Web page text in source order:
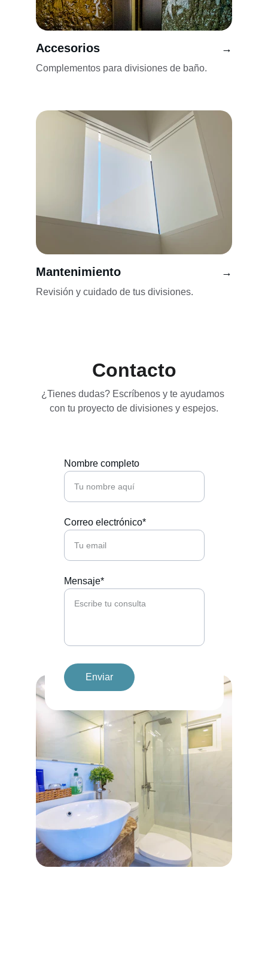
Accesorios
Complementos para divisiones de baño.
Mantenimiento
Revisión y cuidado de tus divisiones.
→
→
Contacto
Nombre completo
Correo electrónico*
Mensaje*
Enviar
¿Tienes dudas? Escríbenos y te ayudamos
con tu proyecto de divisiones y espejos.